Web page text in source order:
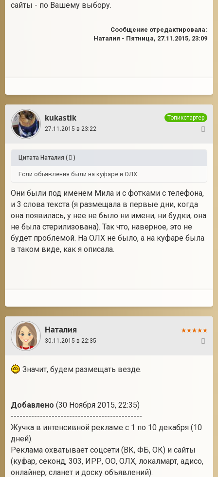
сайты - по Вашему выбору.
Сообщение отредактировала:
Наталия - Пятница, 27.11.2015, 23:09
kukastik
Топикстартер
27.11.2015 в 23:22
Цитата Наталия ( )
Если объявления были на куфаре и ОЛХ
Они были под именем Мила и с фотками с телефона,
и 3 слова текста (я размещала в первые дни, когда
она появилась, у нее не было ни имени, ни будки, она
не была стерилизована). Так что, наверное, это не
будет проблемой. На ОЛХ не было, а на куфаре была
в таком виде, как я описала.
Наталия
30.11.2015 в 22:35
Значит, будем размещать везде.
Добавлено (30 Ноября 2015, 22:35)
---------------------------------------------
Жучка в интенсивной рекламе с 1 по 10 декабря (10
дней).
Реклама охватывает соцсети (ВК, ФБ, ОК) и сайты
(куфар, секонд, 303, ИРР, ОО, ОЛХ, локалмарт, адисо,
онлайнер, сланет и доску объявлений).